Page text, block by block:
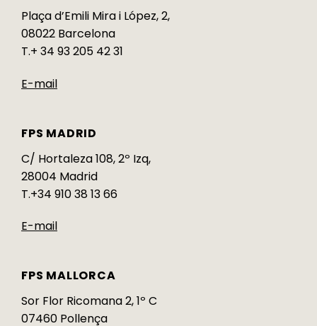
Plaça d’Emili Mira i López, 2,
08022 Barcelona
T.+ 34 93 205 42 31
E-mail
FPS MADRID
C/ Hortaleza 108, 2º Izq,
28004 Madrid
T.+34 910 38 13 66
E-mail
FPS MALLORCA
Sor Flor Ricomana 2, 1º C
07460 Pollença